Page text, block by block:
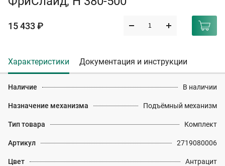
15 433 ₽
Характеристики Документация и инструкции
Наличие В наличии
Назначение механизма Подъёмный механизм
Тип товара Комплект
Артикул 2719080006
Цвет Антрацит